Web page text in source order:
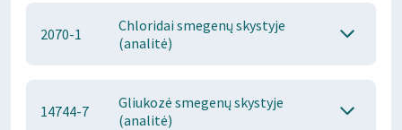
2070-1
Chloridai smegenų skystyje
(analitė)
14744-7
Gliukozė smegenų skystyje
(analitė)